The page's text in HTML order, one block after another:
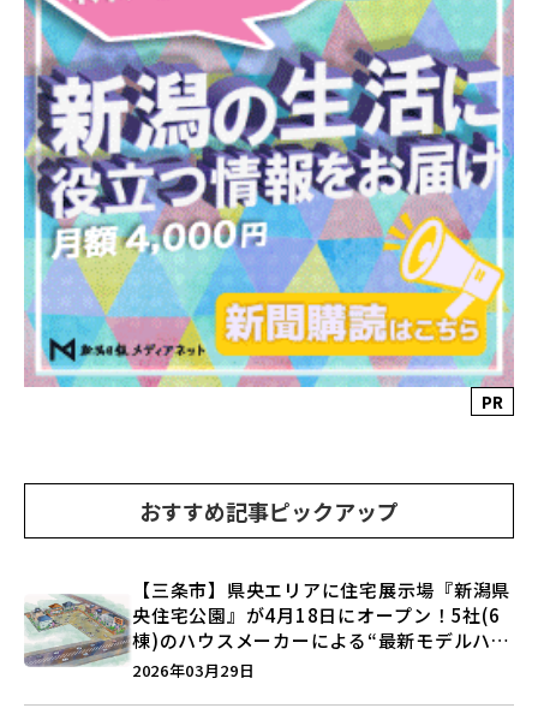
PR
おすすめ記事ピックアップ
【三条市】県央エリアに住宅展示場『新潟県
央住宅公園』が4月18日にオープン！5社(6
棟)のハウスメーカーによる“最新モデルハウ
ス”は必見♪
2026年03月29日